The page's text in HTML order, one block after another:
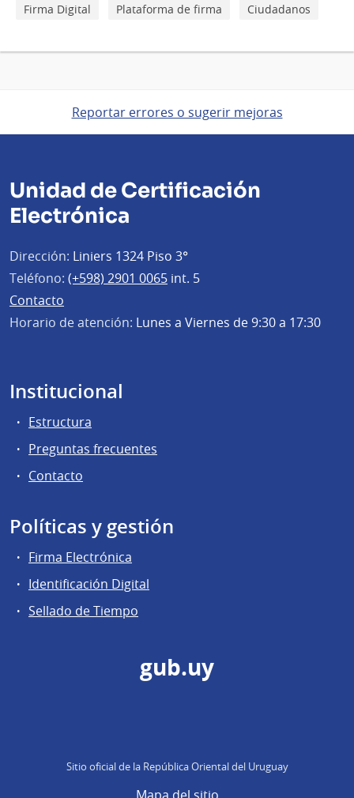
Firma Digital Plataforma de firma Ciudadanos
Reportar errores o sugerir mejoras
Unidad de Certificación
Electrónica
Dirección: Liniers 1324 Piso 3°
Teléfono: (+598) 2901 0065 int. 5
Contacto
Horario de atención: Lunes a Viernes de 9:30 a 17:30
Institucional
Estructura
Preguntas frecuentes
Contacto
Políticas y gestión
Firma Electrónica
Identificación Digital
Sellado de Tiempo
gub.uy
Sitio oficial de la República Oriental del Uruguay